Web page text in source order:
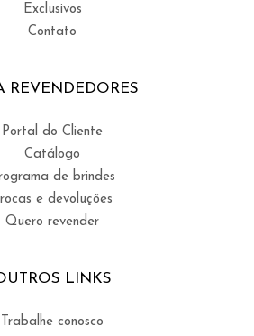
Exclusivos
Contato
REVENDEDORES
Portal do Cliente
Catálogo
de brindes
e devoluções
Quero revender
LINKS
Trabalhe conosco